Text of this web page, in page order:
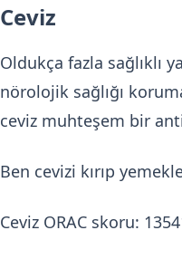
Ceviz
Oldukça fazla sağlıklı
nörolojik sağlığı
ceviz muhteşem bir
Ben cevizi kırıp
Ceviz ORAC skoru: